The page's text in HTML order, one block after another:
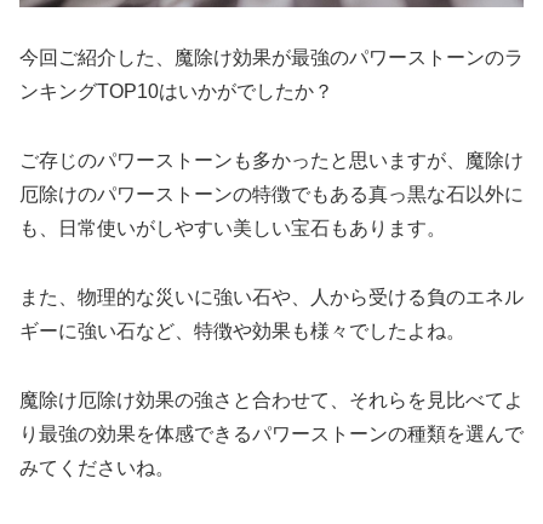
今回ご紹介した、魔除け効果が最強のパワーストーンのラ
ンキングTOP10はいかがでしたか？
ご存じのパワーストーンも多かったと思いますが、魔除け
厄除けのパワーストーンの特徴でもある真っ黒な石以外に
も、日常使いがしやすい美しい宝石もあります。
また、物理的な災いに強い石や、人から受ける負のエネル
ギーに強い石など、特徴や効果も様々でしたよね。
魔除け厄除け効果の強さと合わせて、それらを見比べてよ
り最強の効果を体感できるパワーストーンの種類を選んで
みてくださいね。